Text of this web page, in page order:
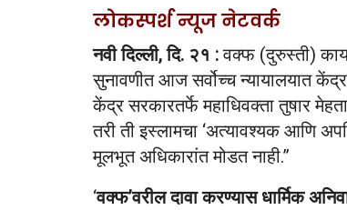
लोकस्पर्श न्यूज नेटवर्क
नवी दिल्ली, दि. २१ :वक्फ (दुरुस्ती)
सुनावणीत आज सर्वोच्च न्यायालयात
केंद्र सरकारतर्फे महाधिवक्ता तुषार
तरी ती इस्लामचा ‘अत्यावश्यक आणि
मूलभूत अधिकारांत मोडत नाही.”
‘वक्फ’वरील दावा करण्यास धार्मिक